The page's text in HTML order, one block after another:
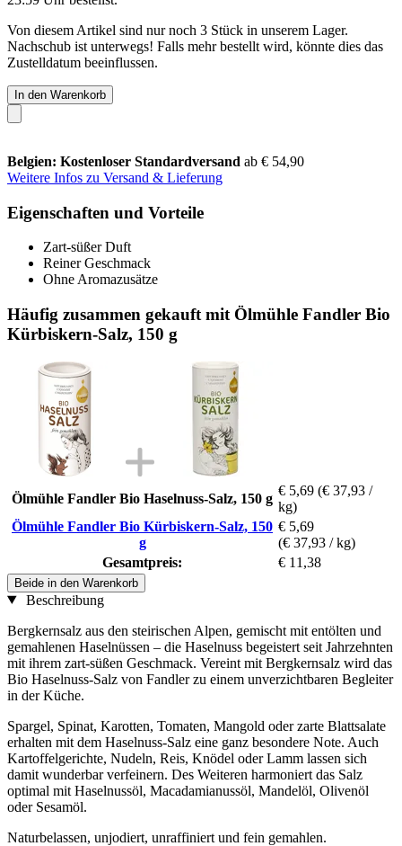
Von diesem Artikel sind nur noch 3 Stück in unserem Lager.
Nachschub ist unterwegs! Falls mehr bestellt wird, könnte dies das
Zustelldatum beeinflussen.
In den Warenkorb
Belgien: Kostenloser Standardversand ab € 54,90
Weitere Infos zu Versand & Lieferung
Eigenschaften und Vorteile
Zart-süßer Duft
Reiner Geschmack
Ohne Aromazusätze
Häufig zusammen gekauft mit Ölmühle Fandler Bio
Kürbiskern-Salz, 150 g
Ölmühle Fandler Bio Haselnuss-Salz, 150 g
€ 5,69 (€ 37,93 /
kg)
Ölmühle Fandler Bio Kürbiskern-Salz, 150
g
€ 5,69
(€ 37,93 / kg)
Gesamtpreis:
€ 11,38
Beide in den Warenkorb
Beschreibung
Bergkernsalz aus den steirischen Alpen, gemischt mit entölten und
gemahlenen Haselnüssen – die Haselnuss begeistert seit Jahrzehnten
mit ihrem zart-süßen Geschmack. Vereint mit Bergkernsalz wird das
Bio Haselnuss-Salz von Fandler zu einem unverzichtbaren Begleiter
in der Küche.
Spargel, Spinat, Karotten, Tomaten, Mangold oder zarte Blattsalate
erhalten mit dem Haselnuss-Salz eine ganz besondere Note. Auch
Kartoffelgerichte, Nudeln, Reis, Knödel oder Lamm lassen sich
damit wunderbar verfeinern. Des Weiteren harmoniert das Salz
optimal mit Haselnussöl, Macadamianussöl, Mandelöl, Olivenöl
oder Sesamöl.
Naturbelassen, unjodiert, unraffiniert und fein gemahlen.